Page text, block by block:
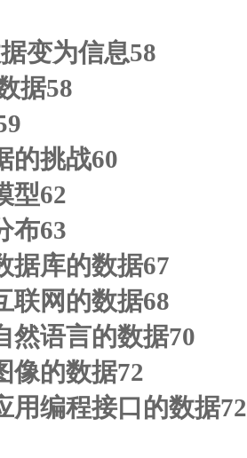
变为信息58
据58
挑战60
型62
布63
库的数据67
网的数据68
语言的数据70
的数据72
编程接口的数据72